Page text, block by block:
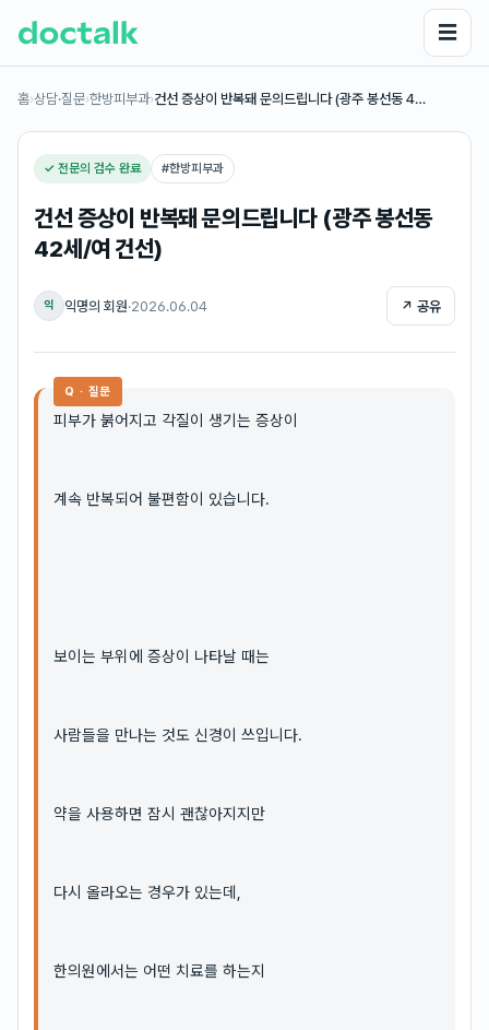
☰
홈›상담·질문›한방피부과›건선 증상이 반복돼 문의드립니다 (광주 봉선동 4…
✓ 전문의 검수 완료 #한방피부과
건선 증상이 반복돼 문의드립니다 (광주 봉선동
42세/여 건선)
익 익명의 회원·2026.06.04 ↗ 공유
Q · 질문
피부가 붉어지고 각질이 생기는 증상이
계속 반복되어 불편함이 있습니다.
보이는 부위에 증상이 나타날 때는
사람들을 만나는 것도 신경이 쓰입니다.
약을 사용하면 잠시 괜찮아지지만
다시 올라오는 경우가 있는데,
한의원에서는 어떤 치료를 하는지